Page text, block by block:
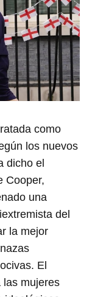
como
los nuevos
dicho el
Cooper,
una
del
la mejor
El
las mujeres